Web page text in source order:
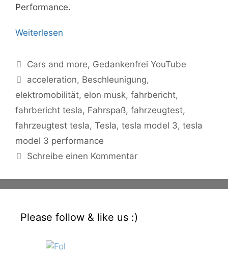
Performance.
Weiterlesen
Kategorien
Cars and more, Gedankenfrei YouTube
Schlagwörter
acceleration, Beschleunigung,
elektromobilität, elon musk, fahrbericht,
fahrbericht tesla, Fahrspaß, fahrzeugtest,
fahrzeugtest tesla, Tesla, tesla model 3, tesla
model 3 performance
Schreibe einen Kommentar
Please follow & like us :)